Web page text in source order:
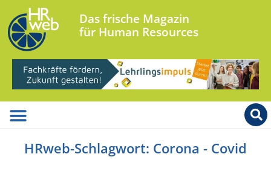
Das frische Magazin
für Human Resources
HRweb-Schlagwort: Corona - Covid